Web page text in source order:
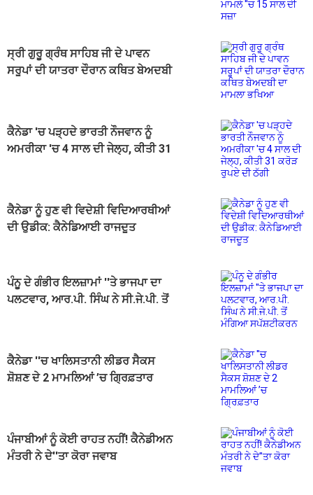
ਸ੍ਰੀ ਗੁਰੂ ਗ੍ਰੰਥ ਸਾਹਿਬ ਜੀ ਦੇ ਪਾਵਨ
ਸਰੂਪਾਂ ਦੀ ਯਾਤਰਾ ਦੌਰਾਨ ਕਥਿਤ ਬੇਅਦਬੀ
ਕੈਨੇਡਾ 'ਚ ਪੜ੍ਹਦੇ ਭਾਰਤੀ ਨੌਜਵਾਨ ਨੂੰ
ਅਮਰੀਕਾ 'ਚ 4 ਸਾਲ ਦੀ ਜੇਲ੍ਹ, ਕੀਤੀ 31
ਕੈਨੇਡਾ ਨੂੰ ਹੁਣ ਵੀ ਵਿਦੇਸ਼ੀ ਵਿਦਿਆਰਥੀਆਂ
ਦੀ ਉਡੀਕ: ਕੈਨੇਡਿਆਈ ਰਾਜਦੂਤ
ਪੰਨੂ ਦੇ ਗੰਭੀਰ ਇਲਜ਼ਾਮਾਂ ''ਤੇ ਭਾਜਪਾ ਦਾ
ਪਲਟਵਾਰ, ਆਰ.ਪੀ. ਸਿੰਘ ਨੇ ਸੀ.ਜੇ.ਪੀ. ਤੋਂ
ਕੈਨੇਡਾ ''ਚ ਖਾਲਿਸਤਾਨੀ ਲੀਡਰ ਸੈਕਸ
ਸ਼ੋਸ਼ਣ ਦੇ 2 ਮਾਮਲਿਆਂ ’ਚ ਗ੍ਰਿਫ਼ਤਾਰ
ਪੰਜਾਬੀਆਂ ਨੂੰ ਕੋਈ ਰਾਹਤ ਨਹੀਂ! ਕੈਨੇਡੀਅਨ
ਮੰਤਰੀ ਨੇ ਦੇ''ਤਾ ਕੋਰਾ ਜਵਾਬ